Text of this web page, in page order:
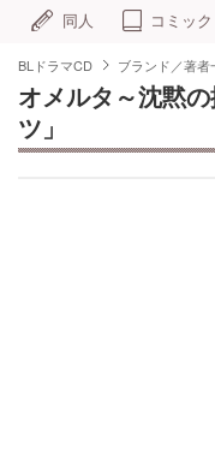
同人 コミック
BLドラマCD ブランド／著者
オメルタ～沈黙
ツ」